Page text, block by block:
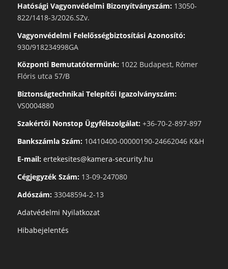
Hatósági Vagyonvédelmi Bizonyítványszám:13050-
822/1418-3/2026.SZv.
Vagyonvédelmi Felelősségbiztosítási Azonosító:
930/918234998GA
Központi Bemutatótermünk:1022 Budapest, Rómer
Flóris utca 57/B
Biztonságtechnikai Telepítői Igazolványszám:
VS0004880
Szakértői Nonstop Ügyfélszolgálat:+36-70-2-897-897
Bankszámla Szám:10410400-00000190-24662046 K&H
E-mail: ertekesites@kamera-security.hu
Cégjegyzék Szám:13-09-247080
Adószám:33048594-2-13
Adatvédelmi Nyilatkozat
Hibabejelentés